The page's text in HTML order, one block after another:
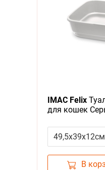
IMAC Felix
для кошек
49,5х39х12см
В